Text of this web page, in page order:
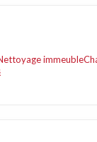
immeuble